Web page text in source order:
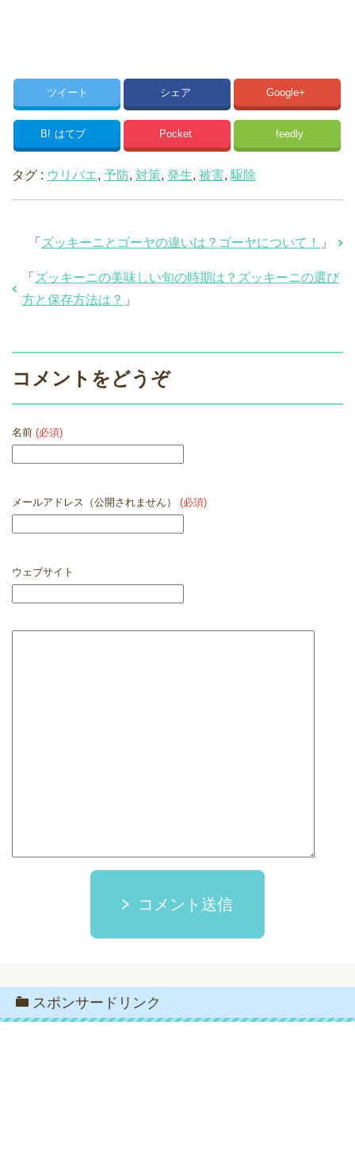
ツイート シェア Google+
B! はてブ Pocket feedly
タグ : ウリバエ, 予防, 対策, 発生, 被害, 駆除
「 ズッキーニとゴーヤの違いは？ゴーヤについて！ 」
「 ズッキーニの美味しい旬の時期は？ズッキーニの選び
方と保存方法は？ 」
コメントをどうぞ
名前 (必須)
メールアドレス（公開されません） (必須)
ウェブサイト
コメント送信
スポンサードリンク